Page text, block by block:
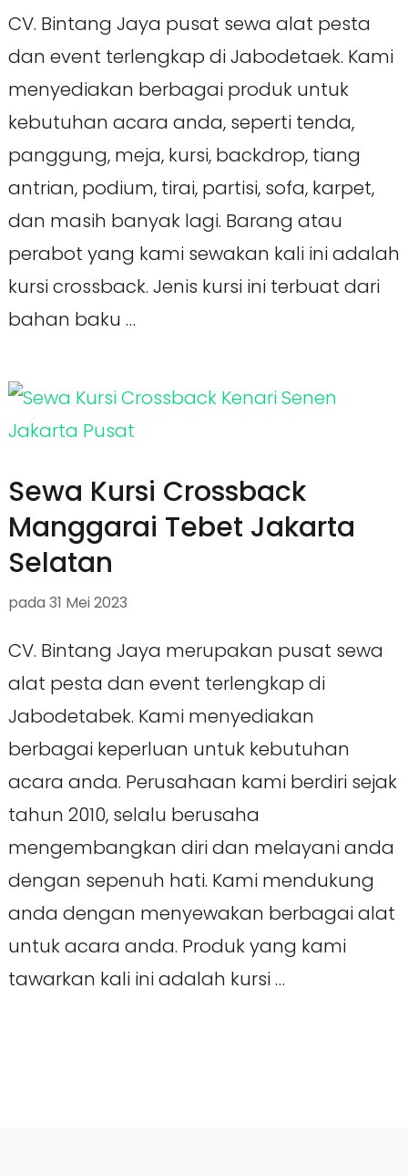
CV. Bintang Jaya pusat sewa alat pesta
dan event terlengkap di Jabodetaek. Kami
menyediakan berbagai produk untuk
kebutuhan acara anda, seperti tenda,
panggung, meja, kursi, backdrop, tiang
antrian, podium, tirai, partisi, sofa, karpet,
dan masih banyak lagi. Barang atau
perabot yang kami sewakan kali ini adalah
kursi crossback. Jenis kursi ini terbuat dari
bahan baku …
Sewa Kursi Crossback
Manggarai Tebet Jakarta
Selatan
pada 31 Mei 2023
CV. Bintang Jaya merupakan pusat sewa
alat pesta dan event terlengkap di
Jabodetabek. Kami menyediakan
berbagai keperluan untuk kebutuhan
acara anda. Perusahaan kami berdiri sejak
tahun 2010, selalu berusaha
mengembangkan diri dan melayani anda
dengan sepenuh hati. Kami mendukung
anda dengan menyewakan berbagai alat
untuk acara anda. Produk yang kami
tawarkan kali ini adalah kursi …